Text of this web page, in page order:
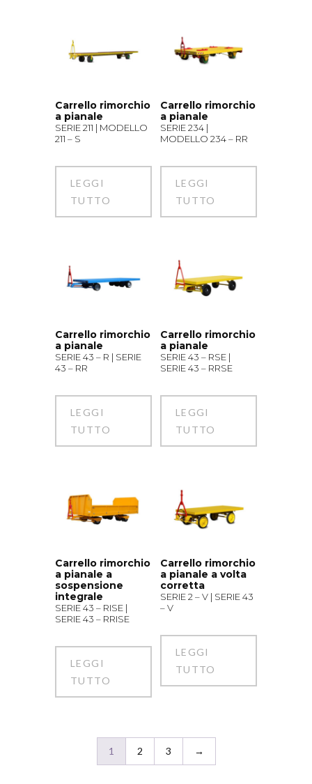
Carrello rimorchio
a pianale
SERIE 211 | MODELLO
211 – S
LEGGI
TUTTO
Carrello rimorchio
a pianale
SERIE 234 |
MODELLO 234 – RR
LEGGI
TUTTO
Carrello rimorchio
a pianale
SERIE 43 – R | SERIE
43 – RR
LEGGI
TUTTO
Carrello rimorchio
a pianale
SERIE 43 – RSE |
SERIE 43 – RRSE
LEGGI
TUTTO
Carrello rimorchio
a pianale a
sospensione
integrale
SERIE 43 – RISE |
SERIE 43 – RRISE
LEGGI
TUTTO
Carrello rimorchio
a pianale a volta
corretta
SERIE 2 – V | SERIE 43
– V
LEGGI
TUTTO
1 2 3 →